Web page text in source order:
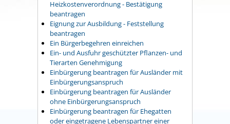
Heizkostenverordnung - Bestätigung
beantragen
Eignung zur Ausbildung - Feststellung
beantragen
Ein Bürgerbegehren einreichen
Ein- und Ausfuhr geschützter Pflanzen- und
Tierarten Genehmigung
Einbürgerung beantragen für Ausländer mit
Einbürgerungsanspruch
Einbürgerung beantragen für Ausländer
ohne Einbürgerungsanspruch
Einbürgerung beantragen für Ehegatten
oder eingetragene Lebenspartner einer